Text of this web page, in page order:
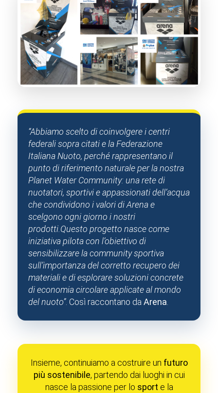
“Abbiamo scelto di coinvolgere i centri
federali sopra citati e la Federazione
Italiana Nuoto, perché rappresentano il
punto di riferimento naturale per la nostra
Planet Water Community: una rete di
nuotatori, sportivi e appassionati dell’acqua
che condividono i valori di Arena e
scelgono ogni giorno i nostri
prodotti. Questo progetto nasce come
iniziativa pilota con l’obiettivo di
sensibilizzare la community sportiva
sull’importanza del corretto recupero dei
materiali e di esplorare soluzioni concrete
di economia circolare applicate al mondo
del nuoto”. Così raccontano da Arena
Insieme, continuiamo a costruire un futuro
più sostenibile, partendo dai luoghi in cui
nasce la passione per lo sport e la